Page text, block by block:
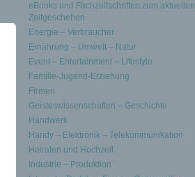
eBooks und Fachzeitschriften zum aktuellen
Zeitgeschehen
Energie – Verbraucher
Ernährung – Umwelt – Natur
Event – Entertainment – Lifestyle
Familie-Jugend-Erziehung
Firmen
Geisteswissenschaften – Geschichte
Handwerk
Handy – Elektronik – Telekommunikation
Heiraten und Hochzeit
Industrie – Produktion